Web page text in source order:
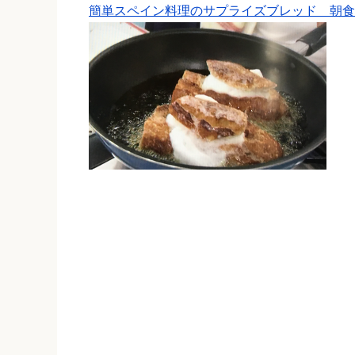
簡単スペイン料理のサプライズブレッド 朝食